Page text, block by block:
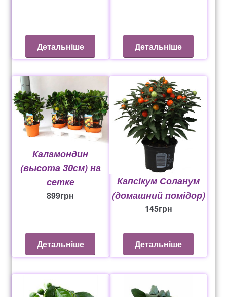
Детальніше Детальніше
Каламондин
(высота 30см) на
сетке
899грн
Детальніше
Капсікум Соланум
(домашний помідор)
145грн
Детальніше